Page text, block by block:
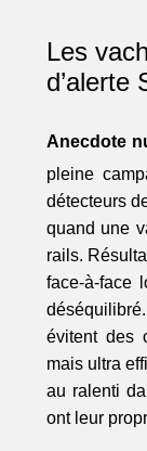
Les
d’alerte
Anecdote
pleine
détecteurs
quand une
rails.
face-à-face
évitent des
mais ultra
au ralenti
ont leur